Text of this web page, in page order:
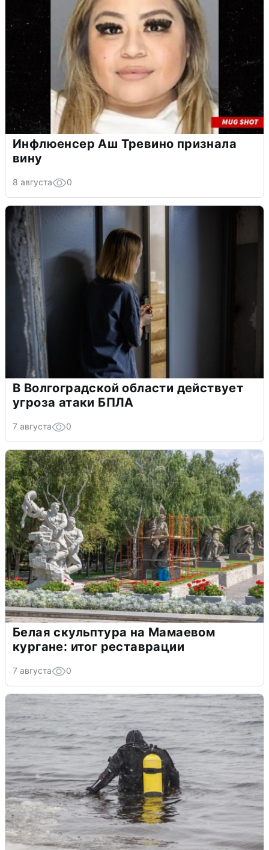
Инфлюенсер Аш Тревино признала
вину
8 августа 0
В Волгоградской области действует
угроза атаки БПЛА
7 августа 0
Белая скульптура на Мамаевом
кургане: итог реставрации
7 августа 0